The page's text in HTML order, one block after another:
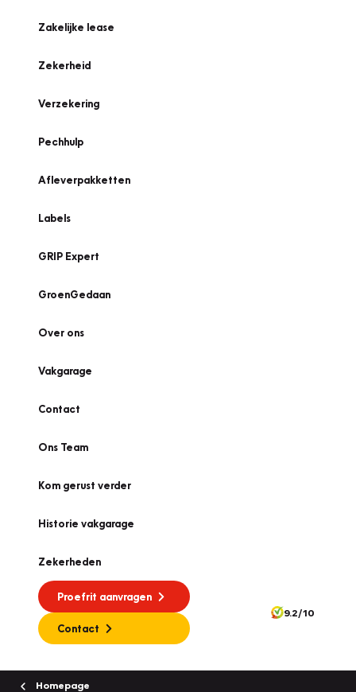
Zakelijke lease
Zekerheid
Verzekering
Pechhulp
Afleverpakketten
Labels
GRIP Expert
GroenGedaan
Over ons
Vakgarage
Contact
Ons Team
Kom gerust verder
Historie vakgarage
Zekerheden
Proefrit aanvragen
Contact
9.2/10
Homepage